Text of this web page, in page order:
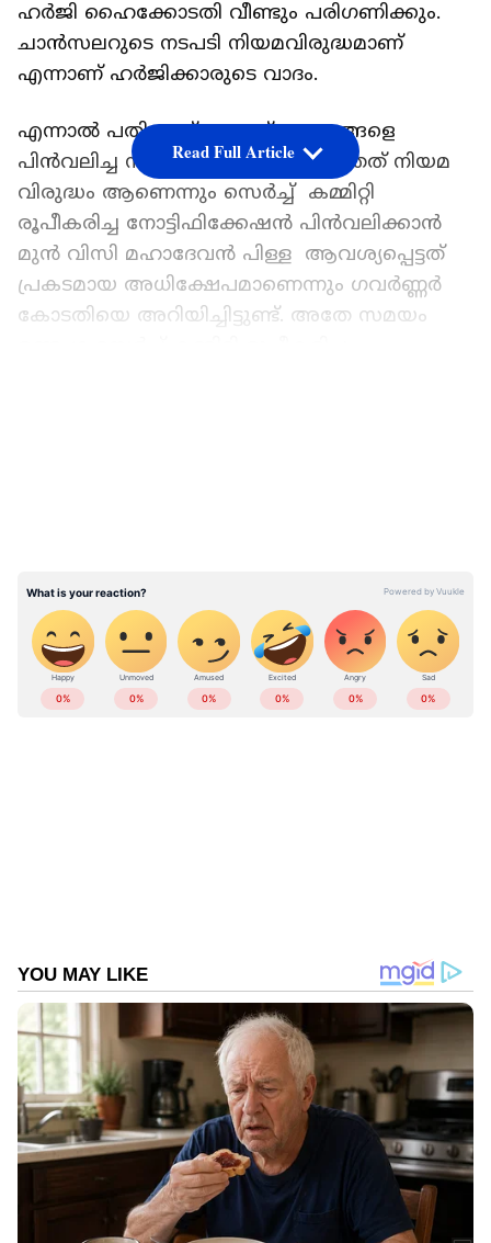
ഹർജി ഹൈക്കോടതി വീണ്ടും പരിഗണിക്കും.
ചാൻസലറുടെ നടപടി നിയമവിരുദ്ധമാണ്
എന്നാണ് ഹർജിക്കാരുടെ വാദം.
എന്നാൽ പതിന‌ഞ്ച് സെനറ്റ് അംഗങ്ങളെ
പിൻവലിച്ച നടപടി അംഗീകരിക്കാത്തത് നിയമ
വിരുദ്ധം ആണെന്നും സെർച്ച് കമ്മിറ്റി
രൂപീകരിച്ച നോട്ടിഫിക്കേഷൻ പിൻവലിക്കാൻ
മുൻ വിസി മഹാദേവൻ പിള്ള ആവശ്യപ്പെട്ടത്
പ്രകടമായ അധിക്ഷേപമാണെന്നും ഗവർണ്ണർ
കോടതിയെ അറിയിച്ചിട്ടുണ്ട്. അതേ സമയം
Read Full Article
ABOUT THE AUTHOR